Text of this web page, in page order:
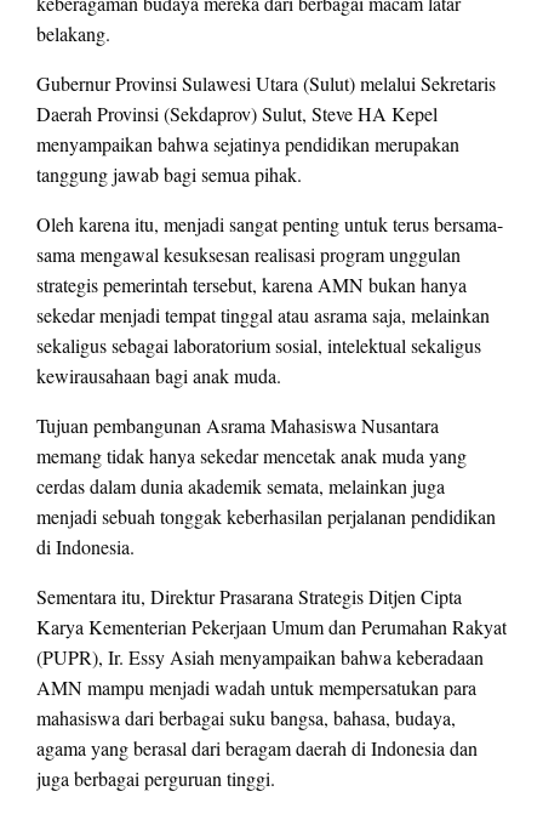
belakang.
Gubernur Provinsi Sulawesi Utara (Sulut) melalui Sekretaris
Daerah Provinsi (Sekdaprov) Sulut, Steve HA Kepel
menyampaikan bahwa sejatinya pendidikan merupakan
tanggung jawab bagi semua pihak.
Oleh karena itu, menjadi sangat penting untuk terus bersama-
sama mengawal kesuksesan realisasi program unggulan
strategis pemerintah tersebut, karena AMN bukan hanya
sekedar menjadi tempat tinggal atau asrama saja, melainkan
sekaligus sebagai laboratorium sosial, intelektual sekaligus
kewirausahaan bagi anak muda.
Tujuan pembangunan Asrama Mahasiswa Nusantara
memang tidak hanya sekedar mencetak anak muda yang
cerdas dalam dunia akademik semata, melainkan juga
menjadi sebuah tonggak keberhasilan perjalanan pendidikan
di Indonesia.
Sementara itu, Direktur Prasarana Strategis Ditjen Cipta
Karya Kementerian Pekerjaan Umum dan Perumahan Rakyat
(PUPR), Ir. Essy Asiah menyampaikan bahwa keberadaan
AMN mampu menjadi wadah untuk mempersatukan para
mahasiswa dari berbagai suku bangsa, bahasa, budaya,
agama yang berasal dari beragam daerah di Indonesia dan
juga berbagai perguruan tinggi.